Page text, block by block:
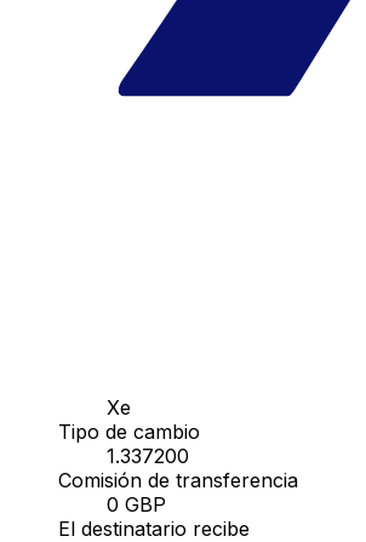
Xe
Tipo de cambio
1.337200
Comisión de transferencia
0 GBP
El destinatario recibe